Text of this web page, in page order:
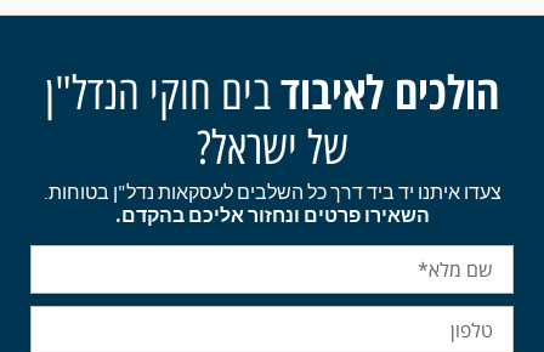
לאיבודבים חוקי הנדל"ן
של ישראל?
איתנו יד ביד דרך כל השלבים לעסקאות נדל"ן בטוחות.
השאירו פרטים ונחזור אליכם בהקדם.